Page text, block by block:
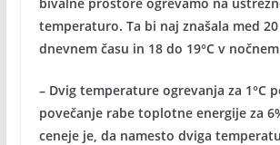
temperaturo. Ta bi naj znašala med 20
dnevnem času in 18 do 19°C v
– Dvig temperature ogrevanja za 1°C
povečanje rabe toplotne energije za
ceneje je, da namesto dviga